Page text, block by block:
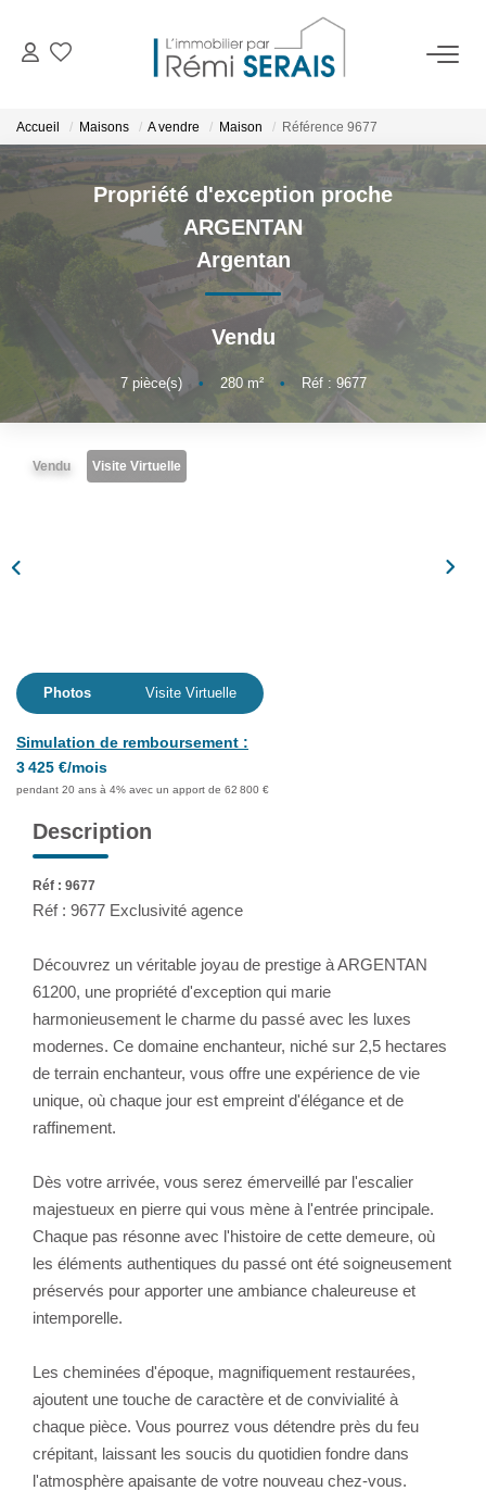
LOUER
VENDRE
BIENS VENDUS
ADMINISTRATION DE BIENS
Gestion
Accueil Maisons A vendre Maison Référence 9677
Propriété d'exception proche
ARGENTAN
Argentan
Vendu
7pièce(s) • 280m² • Réf : 9677
Vendu Visite Virtuelle
Simulation de remboursement :
3 425 €/mois
pendant 20 ans à 4% avec un apport de 62 800 €
Photos Visite Virtuelle
Description
Réf : 9677
Réf : 9677 Exclusivité agence
Découvrez un véritable joyau de prestige à ARGENTAN
61200, une propriété d'exception qui marie
harmonieusement le charme du passé avec les luxes
modernes. Ce domaine enchanteur, niché sur 2,5 hectares
de terrain enchanteur, vous offre une expérience de vie
unique, où chaque jour est empreint d'élégance et de
raffinement.
Dès votre arrivée, vous serez émerveillé par l'escalier
majestueux en pierre qui vous mène à l'entrée principale.
Chaque pas résonne avec l'histoire de cette demeure, où
les éléments authentiques du passé ont été soigneusement
préservés pour apporter une ambiance chaleureuse et
intemporelle.
Les cheminées d'époque, magnifiquement restaurées,
ajoutent une touche de caractère et de convivialité à
chaque pièce. Vous pourrez vous détendre près du feu
crépitant, laissant les soucis du quotidien fondre dans
l'atmosphère apaisante de votre nouveau chez-vous.